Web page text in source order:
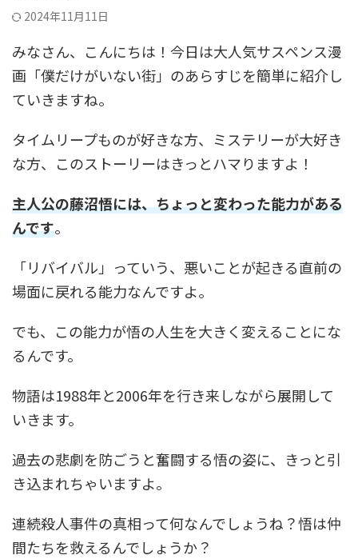
2024年11月11日
みなさん、こんにちは！今日は大人気サスペンス漫
画「僕だけがいない街」のあらすじを簡単に紹介し
ていきますね。
タイムリープものが好きな方、ミステリーが大好き
な方、このストーリーはきっとハマりますよ！
主人公の藤沼悟には、ちょっと変わった能力がある
んです。
「リバイバル」っていう、悪いことが起きる直前の
場面に戻れる能力なんですよ。
でも、この能力が悟の人生を大きく変えることにな
るんです。
物語は1988年と2006年を行き来しながら展開して
いきます。
過去の悲劇を防ごうと奮闘する悟の姿に、きっと引
き込まれちゃいますよ。
連続殺人事件の真相って何なんでしょうね？悟は仲
間たちを救えるんでしょうか？